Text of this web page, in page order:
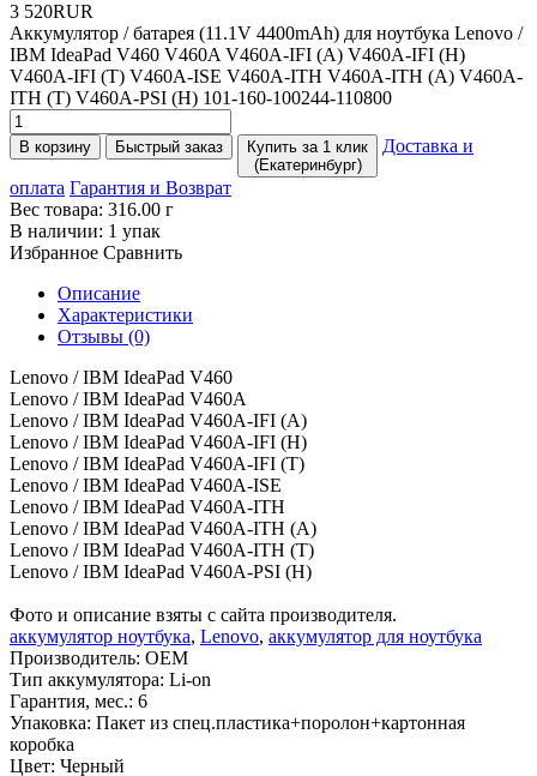
3 520RUR
Аккумулятор / батарея (11.1V 4400mAh) для ноутбука Lenovo /
IBM IdeaPad V460 V460A V460A-IFI (A) V460A-IFI (H)
V460A-IFI (T) V460A-ISE V460A-ITH V460A-ITH (A) V460A-
ITH (T) V460A-PSI (H) 101-160-100244-110800
В корзину Быстрый заказ
Купить за 1 клик
(Екатеринбург)
Доставка и
оплата Гарантия и Возврат
Вес товара: 316.00 г
В наличии: 1 упак
Избранное Сравнить
Описание
Характеристики
Отзывы (0)
Lenovo / IBM IdeaPad V460
Lenovo / IBM IdeaPad V460A
Lenovo / IBM IdeaPad V460A-IFI (A)
Lenovo / IBM IdeaPad V460A-IFI (H)
Lenovo / IBM IdeaPad V460A-IFI (T)
Lenovo / IBM IdeaPad V460A-ISE
Lenovo / IBM IdeaPad V460A-ITH
Lenovo / IBM IdeaPad V460A-ITH (A)
Lenovo / IBM IdeaPad V460A-ITH (T)
Lenovo / IBM IdeaPad V460A-PSI (H)
Фото и описание взяты с сайта производителя.
аккумулятор ноутбука, Lenovo, аккумулятор для ноутбука
Производитель: OEM
Тип аккумулятора: Li-on
Гарантия, мес.: 6
Упаковка: Пакет из спец.пластика+поролон+картонная
коробка
Цвет: Черный